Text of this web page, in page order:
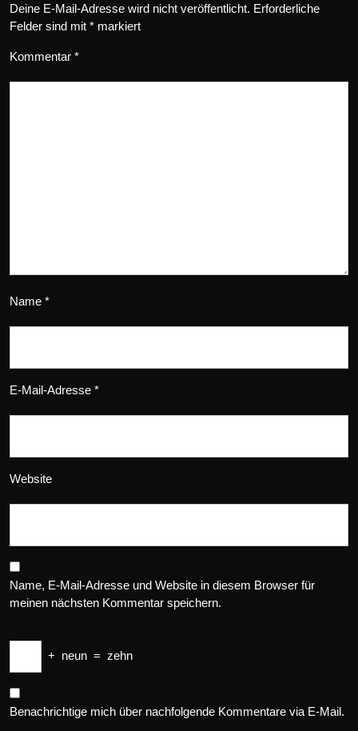
Deine E-Mail-Adresse wird nicht veröffentlicht. Erforderliche
Felder sind mit * markiert
Kommentar *
Name *
E-Mail-Adresse *
Website
Name, E-Mail-Adresse und Website in diesem Browser für
meinen nächsten Kommentar speichern.
+ neun = zehn
Benachrichtige mich über nachfolgende Kommentare via E-Mail.